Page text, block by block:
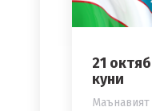
21
куни